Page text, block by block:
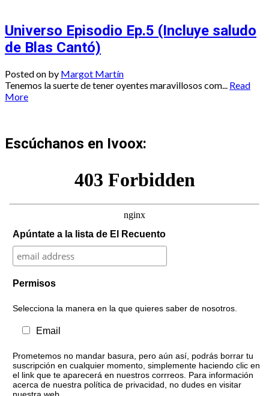
Universo Episodio Ep.5 (Incluye saludo
de Blas Cantó)
Posted on by Margot Martín
Tenemos la suerte de tener oyentes maravillosos com... Read
More
Escúchanos en Ivoox:
Apúntate a la lista de El Recuento
Permisos
Selecciona la manera en la que quieres saber de nosotros.
Email
Prometemos no mandar basura, pero aún así, podrás borrar tu
suscripción en cualquier momento, simplemente haciendo clic en
el link que te aparecerá en nuestros corrreos. Para información
acerca de nuestra política de privacidad, no dudes en visitar